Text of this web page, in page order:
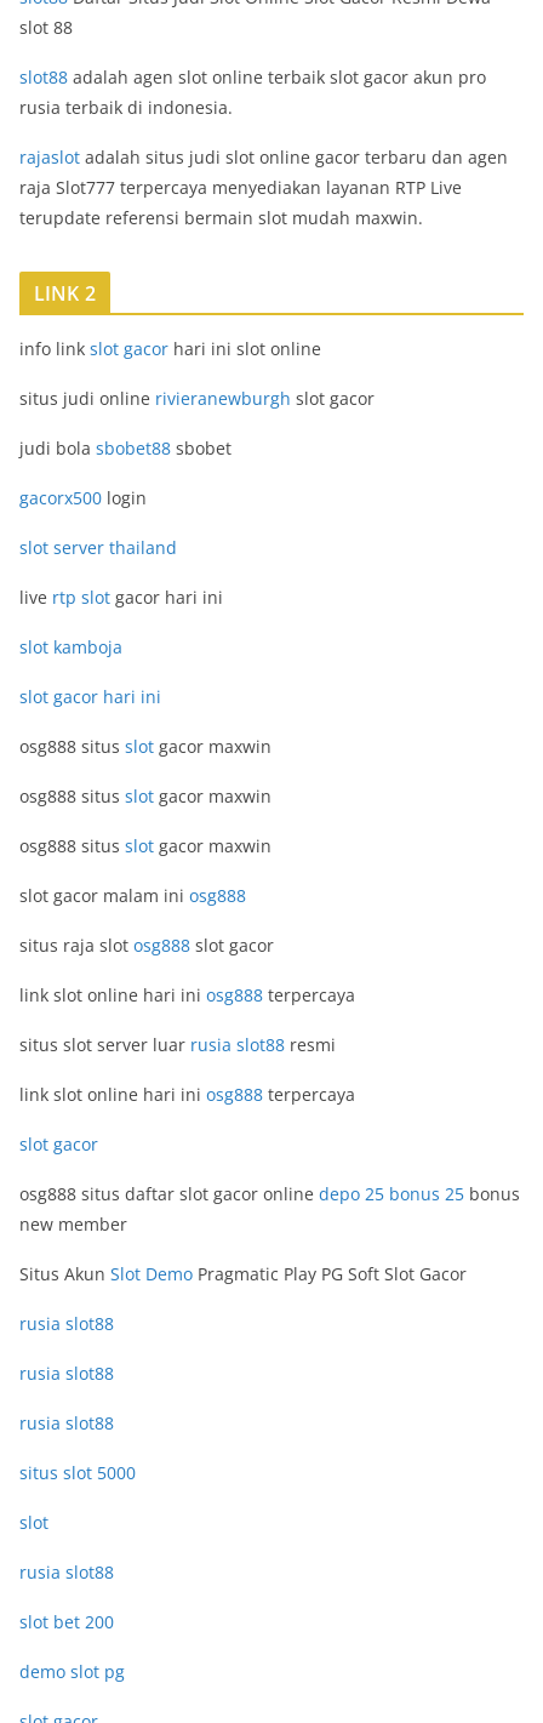
slot 88
slot88 adalah agen slot online terbaik slot gacor akun pro
rusia terbaik di indonesia.
rajaslot adalah situs judi slot online gacor terbaru dan agen
raja Slot777 terpercaya menyediakan layanan RTP Live
terupdate referensi bermain slot mudah maxwin.
LINK 2
info link slot gacor hari ini slot online
situs judi online rivieranewburgh slot gacor
judi bola sbobet88 sbobet
gacorx500 login
slot server thailand
live rtp slot gacor hari ini
slot kamboja
slot gacor hari ini
osg888 situs slot gacor maxwin
osg888 situs slot gacor maxwin
osg888 situs slot gacor maxwin
slot gacor malam ini osg888
situs raja slot osg888 slot gacor
link slot online hari ini osg888 terpercaya
situs slot server luar rusia slot88 resmi
link slot online hari ini osg888 terpercaya
slot gacor
osg888 situs daftar slot gacor online depo 25 bonus 25 bonus
new member
Situs Akun Slot Demo Pragmatic Play PG Soft Slot Gacor
rusia slot88
rusia slot88
rusia slot88
situs slot 5000
slot
rusia slot88
slot bet 200
demo slot pg